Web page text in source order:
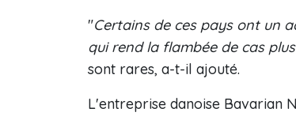
"Certains de ces pays ont un
qui rend la flambée de cas
sont rares, a-t-il ajouté.
L'entreprise danoise Bavarian